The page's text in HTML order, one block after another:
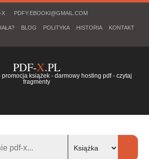
X PDFY.EBOOKI@GMAIL.COM
BLOG POLITYKA HISTORIA KONTAKT
PDF-X.PL
książek - darmowy hosting pdf - czytaj
fragmenty